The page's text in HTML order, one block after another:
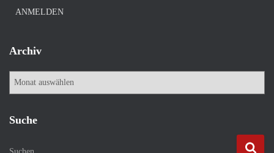
ANMELDEN
Archiv
A
h
Suche
S